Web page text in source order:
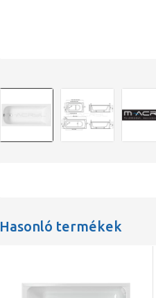
Hasonló termékek